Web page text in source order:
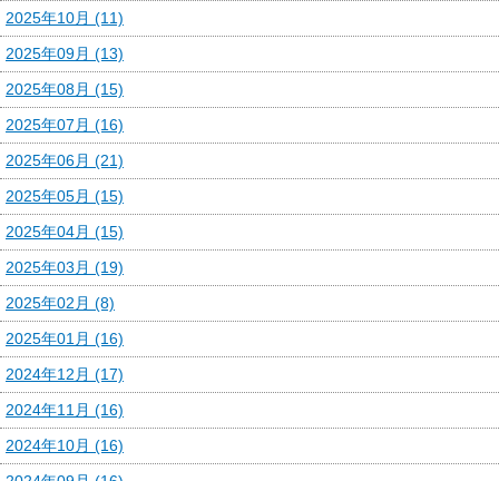
2025年10月 (11)
2025年09月 (13)
2025年08月 (15)
2025年07月 (16)
2025年06月 (21)
2025年05月 (15)
2025年04月 (15)
2025年03月 (19)
2025年02月 (8)
2025年01月 (16)
2024年12月 (17)
2024年11月 (16)
2024年10月 (16)